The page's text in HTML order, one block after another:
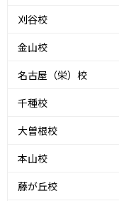
刈谷校
金山校
名古屋（栄）校
千種校
大曽根校
本山校
藤が丘校